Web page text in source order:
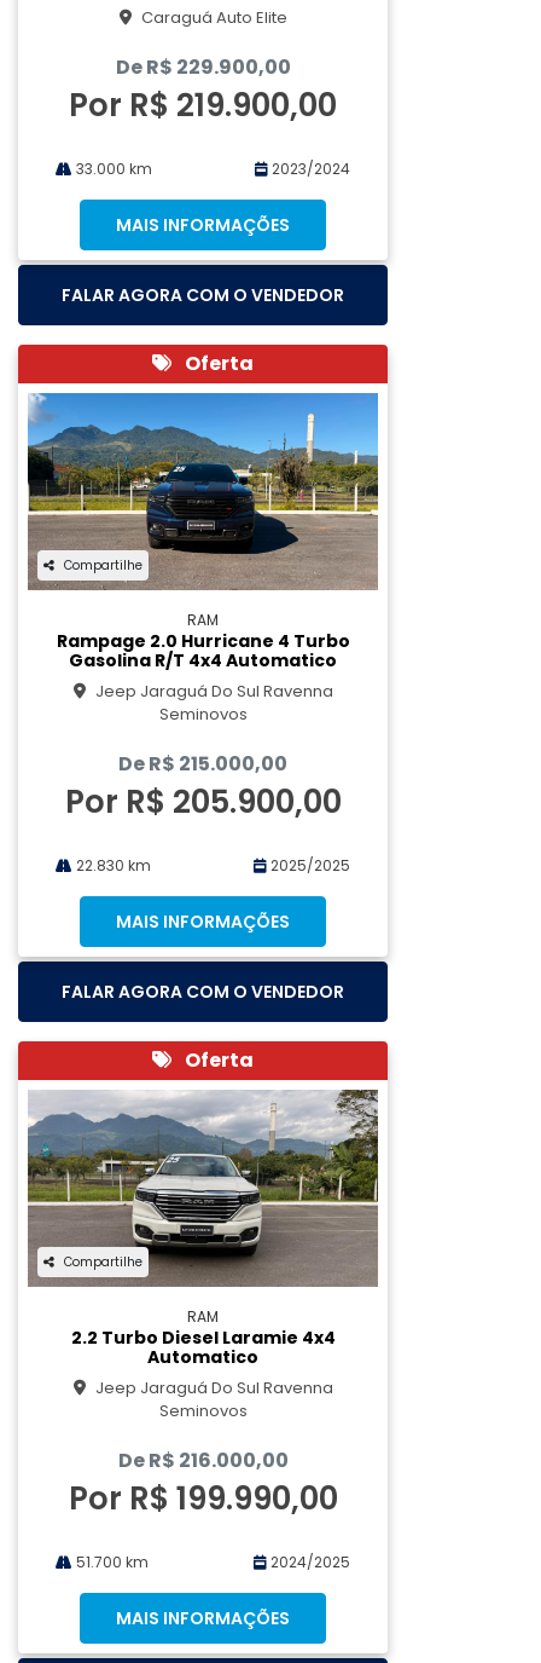
Caraguá Auto Elite
De R$ 229.900,00
Por R$ 219.900,00
33.000 km 2023/2024
MAIS INFORMAÇÕES
FALAR AGORA COM O VENDEDOR
Oferta
Compartilhe
RAM
Rampage 2.0 Hurricane 4 Turbo
Gasolina R/t 4x4 Automatico
Jeep Jaraguá Do Sul Ravenna
Seminovos
De R$ 215.000,00
Por R$ 205.900,00
22.830 km 2025/2025
MAIS INFORMAÇÕES
FALAR AGORA COM O VENDEDOR
Oferta
Compartilhe
RAM
2.2 Turbo Diesel Laramie 4x4
Automatico
Jeep Jaraguá Do Sul Ravenna
Seminovos
De R$ 216.000,00
Por R$ 199.990,00
51.700 km 2024/2025
MAIS INFORMAÇÕES